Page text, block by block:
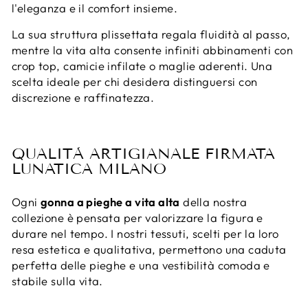
l'eleganza e il comfort insieme.
La sua struttura plissettata regala fluidità al passo,
mentre la vita alta consente infiniti abbinamenti con
crop top, camicie infilate o maglie aderenti. Una
scelta ideale per chi desidera distinguersi con
discrezione e raffinatezza.
QUALITÀ ARTIGIANALE FIRMATA
LUNATICA MILANO
Ognigonna a pieghe a vita alta della nostra
collezione è pensata per valorizzare la figura e
durare nel tempo. I nostri tessuti, scelti per la loro
resa estetica e qualitativa, permettono una caduta
perfetta delle pieghe e una vestibilità comoda e
stabile sulla vita.